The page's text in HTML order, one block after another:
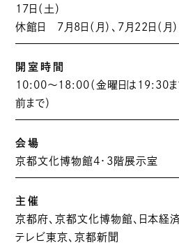
17日（土）
休館日 7月8日（月）、7月22日（月）
開室時間
10:00～18:00（金曜日は19:30ま
前まで）
会場
京都文化博物館4・3階展示室
主催
京都府、京都文化博物館、日本経
テレビ東京、京都新聞